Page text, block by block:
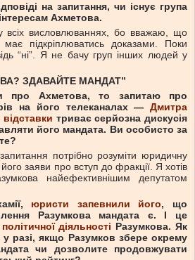
на запитання, чи існує група
Ахметова.
висловлюваннях, бо вважаю, що
має підкріплюватись доказами. Поки
“ні”. Я не бачу груп інших людей у
ЗДАВАЙТЕ МАНДАТ”
про Ахметова, то запитаю про
на його телеканалах — Дмитра
відставки триває серйозна дискусія
його мандата. Ви особисто за
потрібно розуміти юридичну
заяви про вступ до фракції. Я хотів
найефективнішим депутатом
юристи запевнили його, що
Разумкова мандата є. І це
діяльності Разумкова. Як
разі, якщо Разумков збере окрему
чи дозволите продовжувати